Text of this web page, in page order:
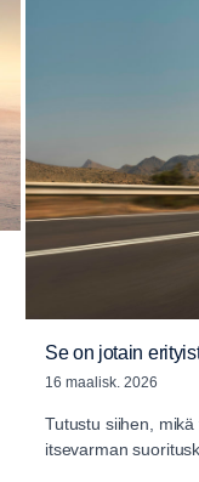
Se on jotain
16 maalisk. 2026
Tutustu siihen,
itsevarman